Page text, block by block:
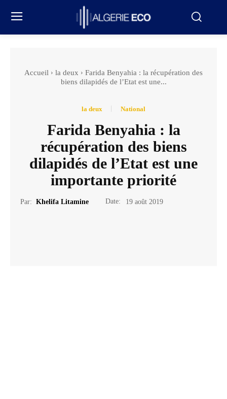
Accueil la deux
Farida Benyahia : la récupération des
biens dilapidés de l’Etat est une...
la deux National
Farida Benyahia : la
récupération des biens
dilapidés de l’Etat est une
importante priorité
Par: Khelifa Litamine Date: 19 août 2019